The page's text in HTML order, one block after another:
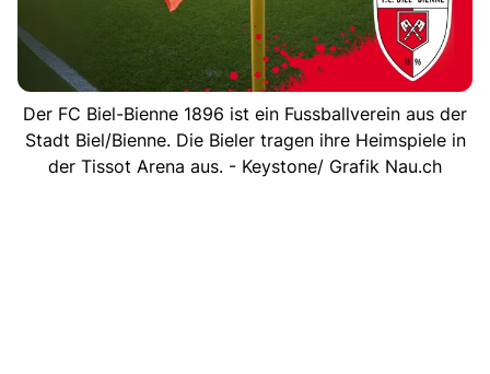
Der FC Biel-Bienne 1896 ist ein Fussballverein aus der
Stadt Biel/Bienne. Die Bieler tragen ihre Heimspiele in
der Tissot Arena aus. - Keystone/ Grafik Nau.ch